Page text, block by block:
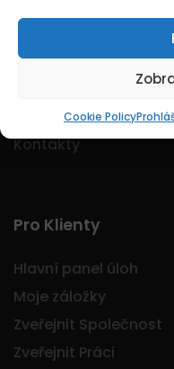
Cookie Policy
Kontakty
Pro Klienty
Hlavní panel úloh
Moje záložky
Zveřejnit Společnost
Zveřejnit Práci